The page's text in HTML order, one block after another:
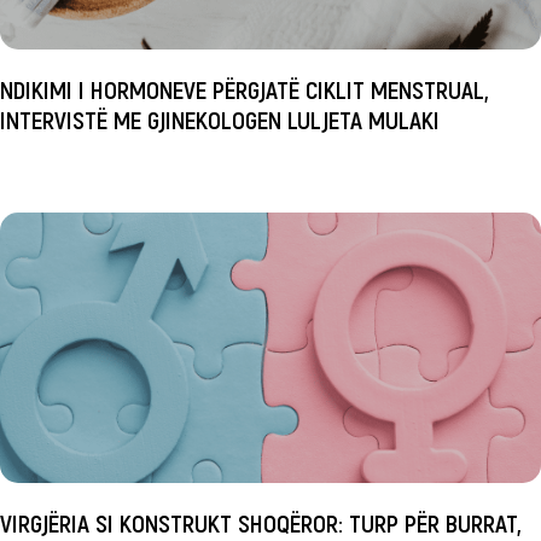
NDIKIMI I HORMONEVE PËRGJATË CIKLIT MENSTRUAL,
INTERVISTË ME GJINEKOLOGEN LULJETA MULAKI
VIRGJËRIA SI KONSTRUKT SHOQËROR: TURP PËR BURRAT,